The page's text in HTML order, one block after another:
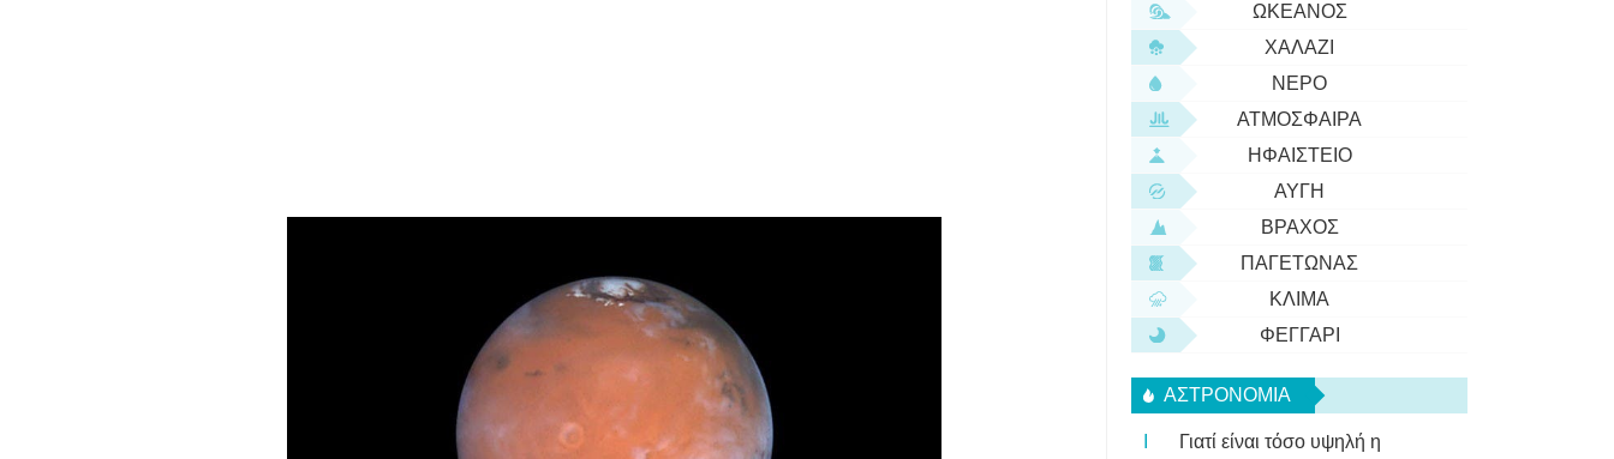
ΩΚΕΑΝΌΣ
ΧΑΛΆΖΙ
ΝΕΡΌ
ΑΤΜΌΣΦΑΙΡΑ
ΗΦΑΊΣΤΕΙΟ
ΑΥΓΉ
ΒΡΆΧΟΣ
ΠΑΓΕΤΏΝΑΣ
ΚΛΊΜΑ
ΦΕΓΓΆΡΙ
ΑΣΤΡΟΝΟΜΊΑ
Γιατί είναι τόσο υψηλή η